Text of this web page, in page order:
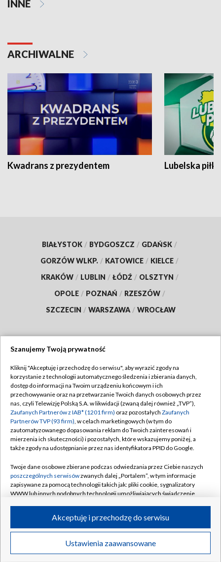
INNE
ARCHIWALNE
Kwadrans z prezydentem Lubelska piłka
BIAŁYSTOK / BYDGOSZCZ / GDAŃSK /
GORZÓW WLKP. / KATOWICE / KIELCE /
KRAKÓW / LUBLIN / ŁÓDŹ / OLSZTYN /
OPOLE / POZNAŃ / RZESZÓW /
SZCZECIN / WARSZAWA / WROCŁAW
TVP
Abonament TVP
Emisja w TVP
Centrum informacji TVP
Naziemna Telewizja Cyfrowa
Rada Programowa
System NOS
Informacje o nadawcy
Program dla prasy
Ogłoszenie przetargowe
Regulamin TVP
Polityka prywatności
Moje zgody
Pomoc
Kontakt
Kanały
©2026 Telewizja Polska S.A. w likwidacji
Szanujemy Twoją prywatność
Kliknij "Akceptuję i przechodzę do serwisu", aby wyrazić zgody na
korzystanie z technologii automatycznego śledzenia i zbierania danych,
dostęp do informacji na Twoim urządzeniu końcowym i ich
przechowywanie oraz na przetwarzanie Twoich danych osobowych przez
nas, czyli Telewizję Polską S.A. w likwidacji (zwaną dalej również „TVP”),
Zaufanych Partnerów z IAB* (1201 firm) oraz pozostałych Zaufanych
Partnerów TVP (93 firm), w celach marketingowych (w tym do
zautomatyzowanego dopasowania reklam do Twoich zainteresowań i
mierzenia ich skuteczności) i pozostałych, które wskazujemy poniżej, a
także zgody na udostępnianie przez nas identyfikatora PPID do Google.
Twoje dane osobowe zbierane podczas odwiedzania przez Ciebie naszych
poszczególnych serwisówzwanych dalej „Portalem”, w tym informacje
zapisywane za pomocą technologii takich jak: pliki cookie, sygnalizatory
WWW lub innych podobnych technologii umożliwiających świadczenie
ruchu w Internecie.
Twoje dane osobowe zbierane podczas odwiedzania przez Ciebie
poszczególnych serwisówna Portalu, takie jak adresy IP, identyfikatory
Ustawienia zaawansowane
Akceptuję i przechodzę do serwisu